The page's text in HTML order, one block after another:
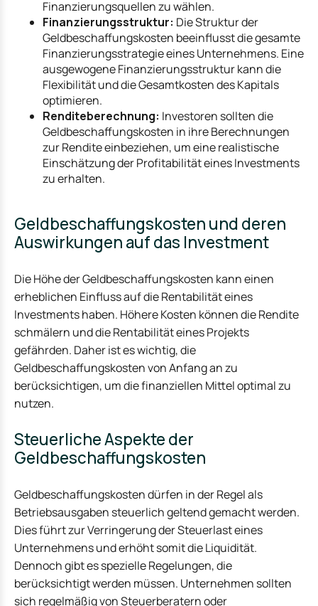
Finanzierungsquellen zu wählen.
Finanzierungsstruktur: Die Struktur der
Geldbeschaffungskosten beeinflusst die gesamte
Finanzierungsstrategie eines Unternehmens. Eine
ausgewogene Finanzierungsstruktur kann die
Flexibilität und die Gesamtkosten des Kapitals
optimieren.
Renditeberechnung: Investoren sollten die
Geldbeschaffungskosten in ihre Berechnungen
zur Rendite einbeziehen, um eine realistische
Einschätzung der Profitabilität eines Investments
zu erhalten.
Geldbeschaffungskosten und deren
Auswirkungen auf das Investment
Die Höhe der Geldbeschaffungskosten kann einen
erheblichen Einfluss auf die Rentabilität eines
Investments haben. Höhere Kosten können die Rendite
schmälern und die Rentabilität eines Projekts
gefährden. Daher ist es wichtig, die
Geldbeschaffungskosten von Anfang an zu
berücksichtigen, um die finanziellen Mittel optimal zu
nutzen.
Steuerliche Aspekte der
Geldbeschaffungskosten
Geldbeschaffungskosten dürfen in der Regel als
Betriebsausgaben steuerlich geltend gemacht werden.
Dies führt zur Verringerung der Steuerlast eines
Unternehmens und erhöht somit die Liquidität.
Dennoch gibt es spezielle Regelungen, die
berücksichtigt werden müssen. Unternehmen sollten
sich regelmäßig von Steuerberatern oder